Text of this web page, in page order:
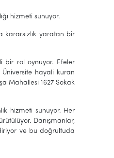
hizmeti sunuyor.
yaratan bir
bir rol oynuyor. Efeler
Üniversite hayali kuran
Mahallesi 1627 Sokak
hizmeti sunuyor. Her
Danışmanlar,
ve bu doğrultuda